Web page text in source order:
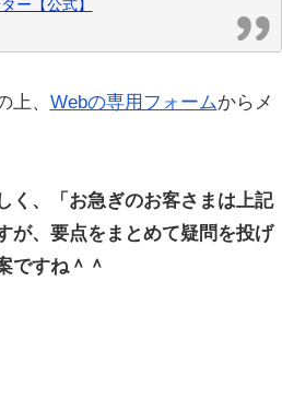
ー【公式】
、 Webの専用フォームからメ
く、「お急ぎのお客さまは上記
が、要点をまとめて疑問を投げ
ですね＾＾